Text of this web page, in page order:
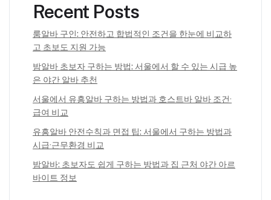
Recent Posts
룸알바 구인: 안전하고 합법적인 조건을 한눈에 비교하
고 초보도 지원 가능
밤알바 초보자 구하는 방법: 서울에서 할 수 있는 시급 높
은 야간 알바 추천
서울에서 유흥알바 구하는 방법과 호스트바 알바 조건·
급여 비교
유흥알바 안전수칙과 면접 팁: 서울에서 구하는 방법과
시급·근무환경 비교
밤알바: 초보자도 쉽게 구하는 방법과 집 근처 야간 아르
바이트 정보